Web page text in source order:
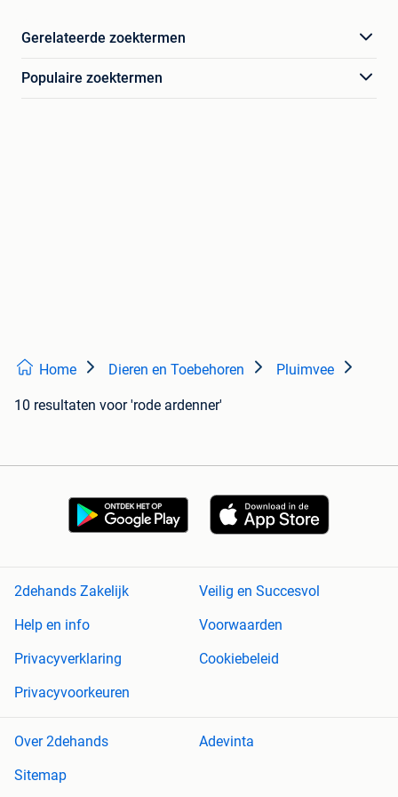
Gerelateerde zoektermen
Populaire zoektermen
Home Dieren en Toebehoren Pluimvee
10 resultaten voor 'rode ardenner'
2dehands Zakelijk
Veilig en Succesvol
Help en info
Voorwaarden
Privacyverklaring
Cookiebeleid
Privacyvoorkeuren
Over 2dehands
Adevinta
Sitemap